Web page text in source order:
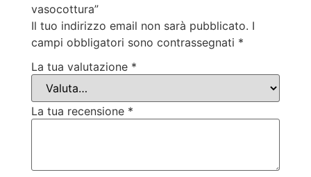
vasocottura”
Il tuo indirizzo email non sarà pubblicato. I
campi obbligatori sono contrassegnati *
La tua valutazione *
La tua recensione *